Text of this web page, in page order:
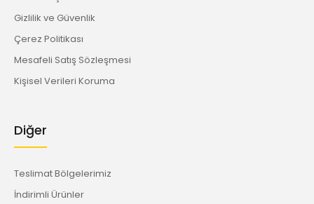
Gizlilik ve Güvenlik
Çerez Politikası
Mesafeli Satış Sözleşmesi
Kişisel Verileri Koruma
Diğer
Teslimat Bölgelerimiz
İndirimli Ürünler